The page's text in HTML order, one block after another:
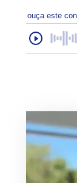
ouça este